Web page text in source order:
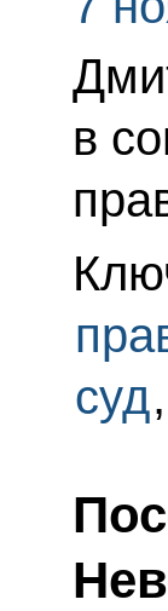
в
суд,